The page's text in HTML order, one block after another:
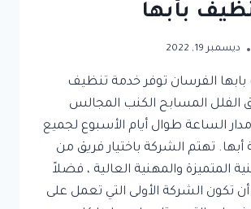
بأبها
ديسمبر 19, 2022
الفرسان توفر خدمة تنظيف
الفلل المسابح الكنب المجالس
الساعة طوال أيام الأسبوع لجميع
تهتم الشركة باختيار فريق من
المتميزة والمهنية العالية ، فضلاً
تكون الشركة الأولى التي تعمل على